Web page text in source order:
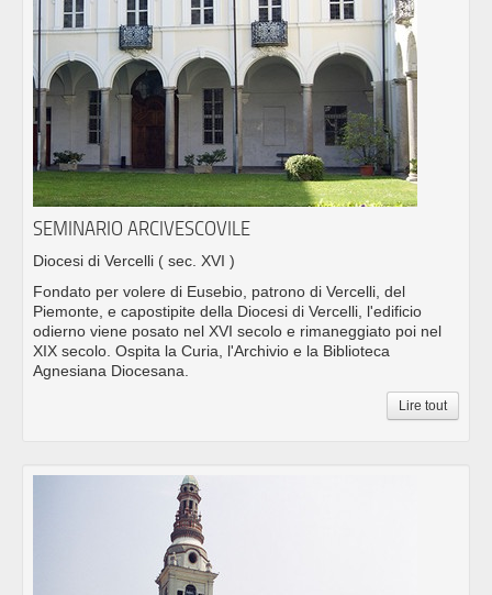
SEMINARIO ARCIVESCOVILE
Diocesi di Vercelli ( sec. XVI )
Fondato per volere di Eusebio, patrono di Vercelli, del
Piemonte, e capostipite della Diocesi di Vercelli, l'edificio
odierno viene posato nel XVI secolo e rimaneggiato poi nel
XIX secolo. Ospita la Curia, l'Archivio e la Biblioteca
Agnesiana Diocesana.
Lire tout